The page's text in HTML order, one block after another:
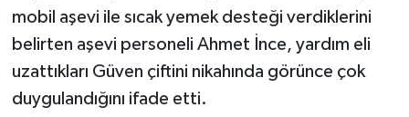
mobil aşevi ile sıcak yemek desteği verdiklerini
belirten aşevi personeli Ahmet İnce, yardım eli
uzattıkları Güven çiftini nikahında görünce çok
duygulandığını ifade etti.